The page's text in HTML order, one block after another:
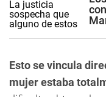
Esto se vincula
mujer estaba